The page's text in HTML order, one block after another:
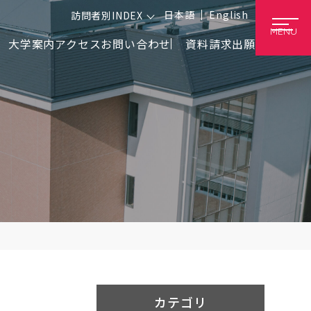
訪問者別INDEX 日本語 English
大学案内アクセスお問い合わせ 資料請求出願
MENU
カテゴリ